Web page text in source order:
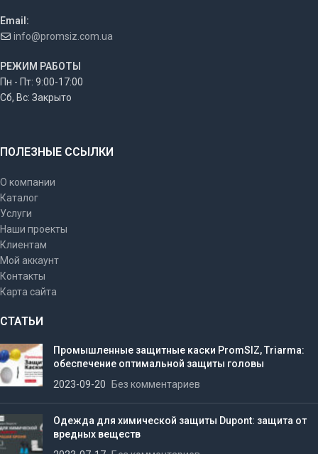
Email:
info@promsiz.com.ua
РЕЖИМ РАБОТЫ
Пн - Пт: 9:00-17:00
Сб, Вс: Закрыто
ПОЛЕЗНЫЕ ССЫЛКИ
О компании
Каталог
Услуги
Наши проекты
Клиентам
Мой аккаунт
Контакты
Карта сайта
СТАТЬИ
Промышленные защитные каски PromSIZ, Triarma:
обеспечение оптимальной защиты головы
2023-09-20 Без комментариев
Одежда для химической защиты Dupont: защита от
вредных веществ